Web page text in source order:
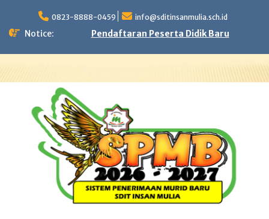
content
0823-8888-0459 info@sditinsanmulia.sch.id
Notice: Pendaftaran Peserta Didik Baru